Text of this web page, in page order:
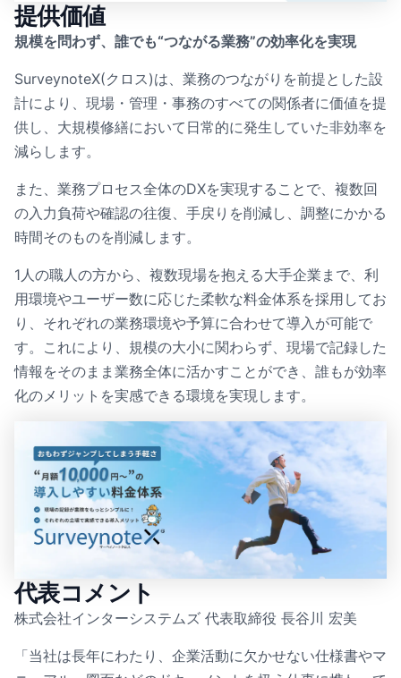
提供価値
規模を問わず、誰でも“つながる業務”の効率化を実現
SurveynoteX(クロス)は、業務のつながりを前提とした設
計により、現場・管理・事務のすべての関係者に価値を提
供し、大規模修繕において日常的に発生していた非効率を
減らします。
また、業務プロセス全体のDXを実現することで、複数回
の入力負荷や確認の往復、手戻りを削減し、調整にかかる
時間そのものを削減します。
1人の職人の方から、複数現場を抱える大手企業まで、利
用環境やユーザー数に応じた柔軟な料金体系を採用してお
り、それぞれの業務環境や予算に合わせて導入が可能で
す。これにより、規模の大小に関わらず、現場で記録した
情報をそのまま業務全体に活かすことができ、誰もが効率
化のメリットを実感できる環境を実現します。
代表コメント
株式会社インターシステムズ 代表取締役 長谷川 宏美
「当社は長年にわたり、企業活動に欠かせない仕様書やマ